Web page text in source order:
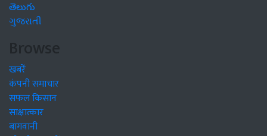
తెలుగు
ગુજરાતી
Browse
खबरें
कंपनी समाचार
सफल किसान
साक्षात्कार
बागवानी